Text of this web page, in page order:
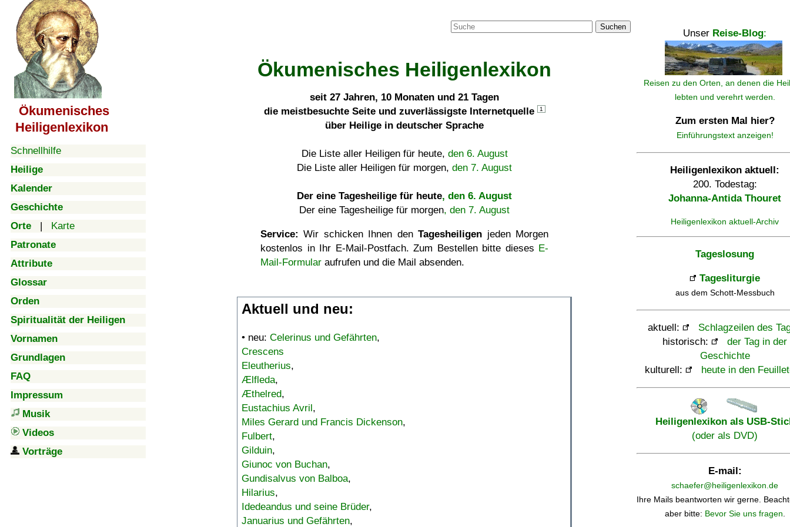
Ökumenisches
Heiligenlexikon
Schnellhilfe
Heilige
Kalender
Geschichte
Orte | Karte
Patronate
Attribute
Glossar
Orden
Spiritualität der Heiligen
Vornamen
Grundlagen
FAQ
Impressum
Musik
Videos
Vorträge
Suchen
Ökumenisches Heiligenlexikon
seit 27 Jahren, 10 Monaten und 21 Tagen
die meistbesuchte Seite und zuverlässigste Internetquelle
1
über Heilige in deutscher Sprache
Die Liste aller Heiligen für heute, den 6. August
Die Liste aller Heiligen für morgen, den 7. August
Der eine Tagesheilige für heute, den 6. August
Der eine Tagesheilige für morgen, den 7. August
Service: Wir schicken Ihnen denTagesheiligen jeden Morgen
kostenlos in Ihr E-Mail-Postfach. Zum Bestellen bitte dieses E-
Mail-Formular aufrufen und die Mail absenden.
Aktuell und neu:
• neu: Celerinus und Gefährten,
Crescens
Eleutherius,
Ælfleda,
Æthelred,
Eustachius Avril,
Miles Gerard und Francis Dickenson,
Fulbert,
Gilduin,
Giunoc von Buchan,
Gundisalvus von Balboa,
Hilarius,
Idedeandus und seine Brüder,
Januarius und Gefährten,
Unser Reise-Blog:
Reisen zu den Orten, an denen die
lebten und verehrt werden.
Zum ersten Mal hier?
Einführungstext anzeigen!
Heiligenlexikon aktuell:
200. Todestag:
Johanna-Antida Thouret
Heiligenlexikon aktuell-Archiv
Tageslosung
Tagesliturgie
aus dem Schott-Messbuch
aktuell:
Schlagzeilen des
historisch:
der Tag in der
Geschichte
kulturell:
heute in den
Heiligenlexikon als USB-
(oder als DVD)
E-mail:
schaefer@heiligenlexikon.de
Ihre Mails beantworten wir gerne.
aber bitte: Bevor Sie uns fragen.